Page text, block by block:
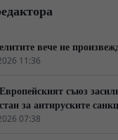
вече не
11:36
съюз
за антируските
07:38